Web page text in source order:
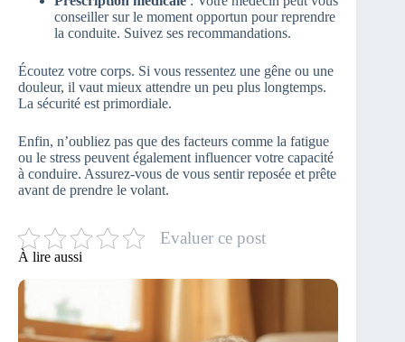
conseiller sur le moment opportun pour reprendre
la conduite. Suivez ses recommandations.
Écoutez votre corps. Si vous ressentez une gêne ou une
douleur, il vaut mieux attendre un peu plus longtemps.
La sécurité est primordiale.
Enfin, n’oubliez pas que des facteurs comme la fatigue
ou le stress peuvent également influencer votre capacité
à conduire. Assurez-vous de vous sentir reposée et prête
avant de prendre le volant.
Evaluer ce post
À lire aussi